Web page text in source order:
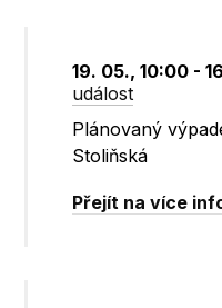
19. 05., 10:00 -
událost
Plánovaný
Stoliňská
Přejít na více